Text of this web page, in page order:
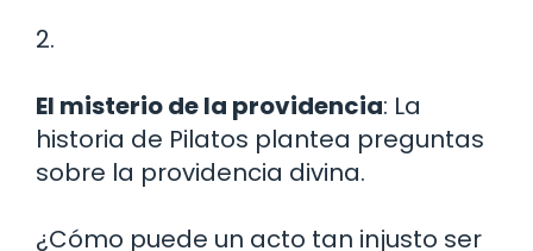
2.
El misterio de la providencia: La
historia de Pilatos plantea preguntas
sobre la providencia divina.
¿Cómo puede un acto tan injusto ser